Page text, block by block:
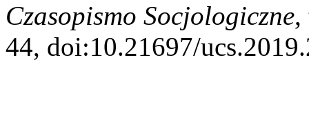
Czasopismo Socjologiczne,
44, doi:10.21697/